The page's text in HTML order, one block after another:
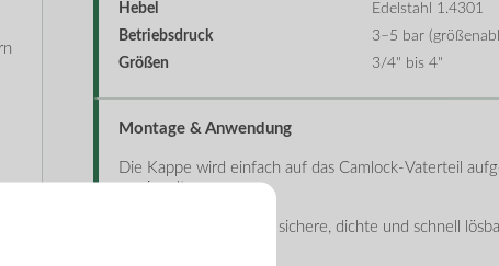
Hebel
Edelstahl 1.4301
Betriebsdruck
3–5 bar
Größen
3/4" bis 4"
Montage & Anwendung
Die Kappe wird einfach auf das Camlock-Vaterteil
verriegelt.
Dadurch entsteht eine sichere, dichte und schnell